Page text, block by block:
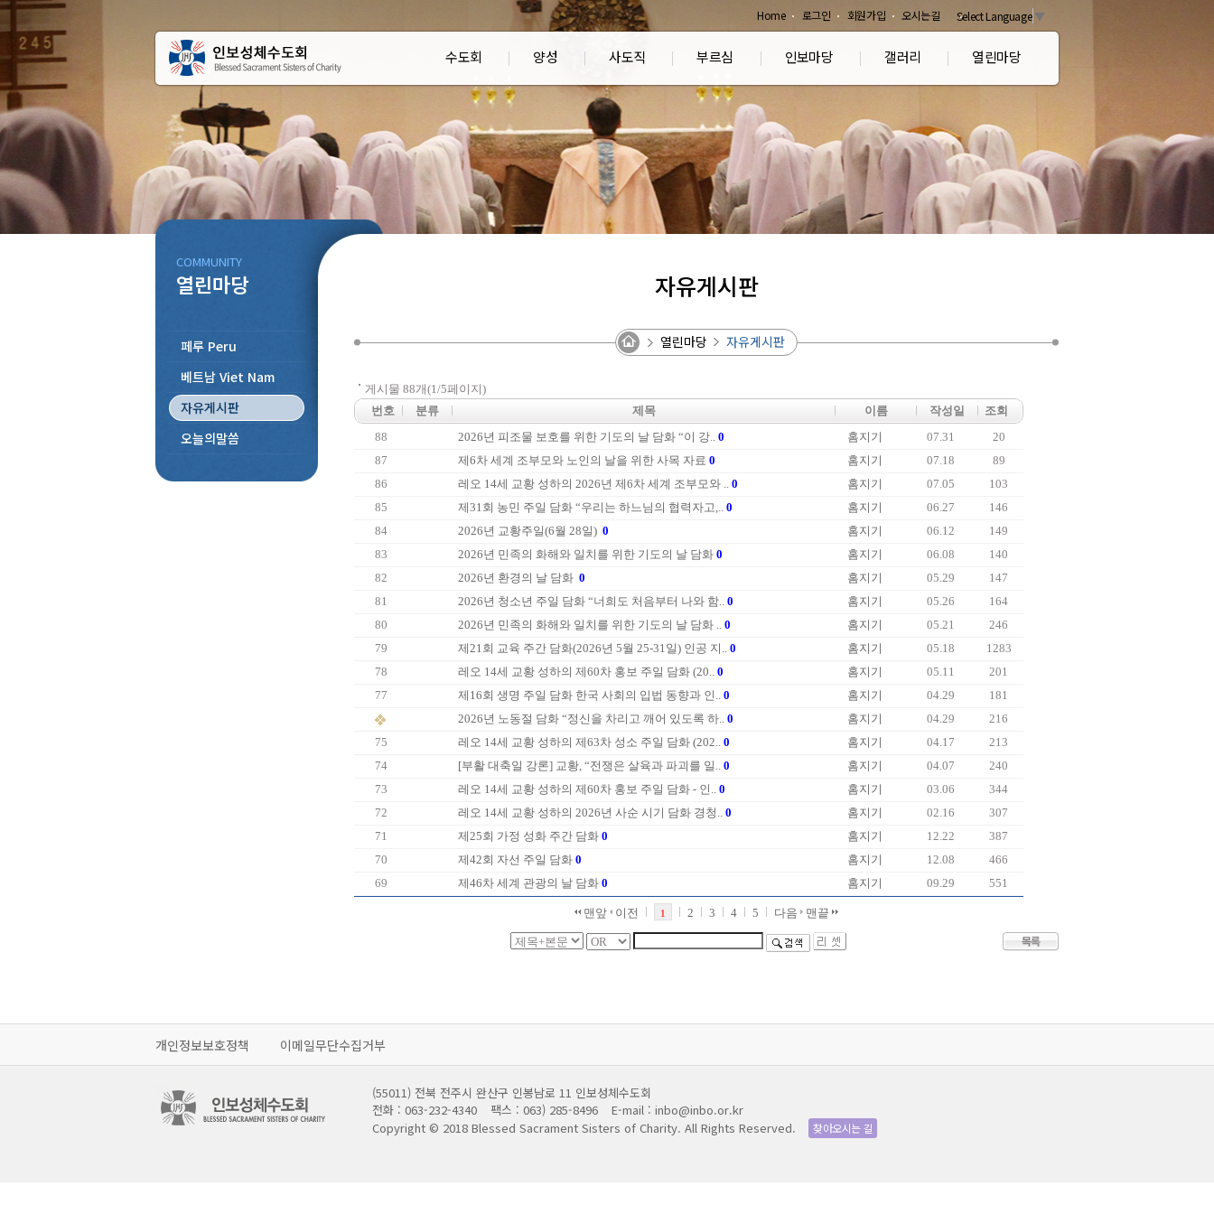
Home 로그인 회원가입 오시는길 Select Language ▼
수도회 양성 사도직 부르심 인보마당 갤러리 열린마당
COMMUNITY
열린마당
페루 Peru
베트남 Viet Nam
자유게시판
오늘의말씀
자유게시판
열린마당 자유게시판
게시물 88개(1/5페이지)
번호
분류 제목 이름 작성일
조회
88
2026년 피조물 보호를 위한 기도의 날 담화 “이 강.. 0 홈지기 07.31
20
87
제6차 세계 조부모와 노인의 날을 위한 사목 자료 0 홈지기 07.18
89
86
레오 14세 교황 성하의 2026년 제6차 세계 조부모와 .. 0 홈지기 07.05
103
85
제31회 농민 주일 담화 “우리는 하느님의 협력자고,.. 0 홈지기 06.27
146
84
2026년 교황주일(6월 28일) 0 홈지기 06.12
149
83
2026년 민족의 화해와 일치를 위한 기도의 날 담화 0 홈지기 06.08
140
82
2026년 환경의 날 담화 0 홈지기 05.29
147
81
2026년 청소년 주일 담화 “너희도 처음부터 나와 함.. 0 홈지기 05.26
164
80
2026년 민족의 화해와 일치를 위한 기도의 날 담화 .. 0 홈지기 05.21
246
79
제21회 교육 주간 담화(2026년 5월 25-31일) 인공 지.. 0 홈지기 05.18
1283
78
레오 14세 교황 성하의 제60차 홍보 주일 담화 (20.. 0 홈지기 05.11
201
77
제16회 생명 주일 담화 한국 사회의 입법 동향과 인.. 0 홈지기 04.29
181
2026년 노동절 담화 “정신을 차리고 깨어 있도록 하.. 0 홈지기 04.29
216
75
레오 14세 교황 성하의 제63차 성소 주일 담화 (202.. 0 홈지기 04.17
213
74
[부활 대축일 강론] 교황, “전쟁은 살육과 파괴를 일.. 0 홈지기 04.07
240
73
레오 14세 교황 성하의 제60차 홍보 주일 담화 - 인.. 0 홈지기 03.06
344
72
레오 14세 교황 성하의 2026년 사순 시기 담화 경청.. 0 홈지기 02.16
307
71
제25회 가정 성화 주간 담화 0 홈지기 12.22
387
70
제42회 자선 주일 담화 0 홈지기 12.08
466
69
제46차 세계 관광의 날 담화 0 홈지기 09.29 551
맨앞 이전 1 2 3 4 5 다음 맨끝
개인정보보호정책 이메일무단수집거부
(55011) 전북 전주시 완산구 인봉남로 11 인보성체수도회
전화 : 063-232-4340
팩스 : 063) 285-8496
E-mail : inbo@inbo.or.kr
Copyright © 2018 Blessed Sacrament Sisters of Charity. All Rights Reserved. 찾아오시는 길